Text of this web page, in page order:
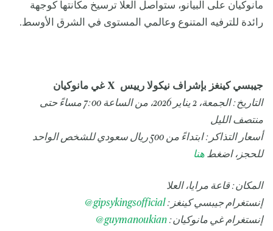
مانوكيان على البيانو، ستواصل العلا ترسيخ مكانتها كوجهة
رائدة للترفيه المتنوع وعالمي المستوى في الشرق الأوسط.
جيبسي كينغز بإشراف نيكولا رييس X غي مانوكيان
التاريخ: الجمعة، 2 يناير 2026، من الساعة 7:00 مساءً حتى
منتصف الليل
أسعار التذاكر: ابتداءً من 500 ريال سعودي للشخص الواحد
للحجز، اضغط هنا
المكان: قاعة مرايا، العلا
إنستغرام جيبسي كينغز: gipsykingsofficial
@
إنستغرام غي مانوكيان: guymanoukian
@